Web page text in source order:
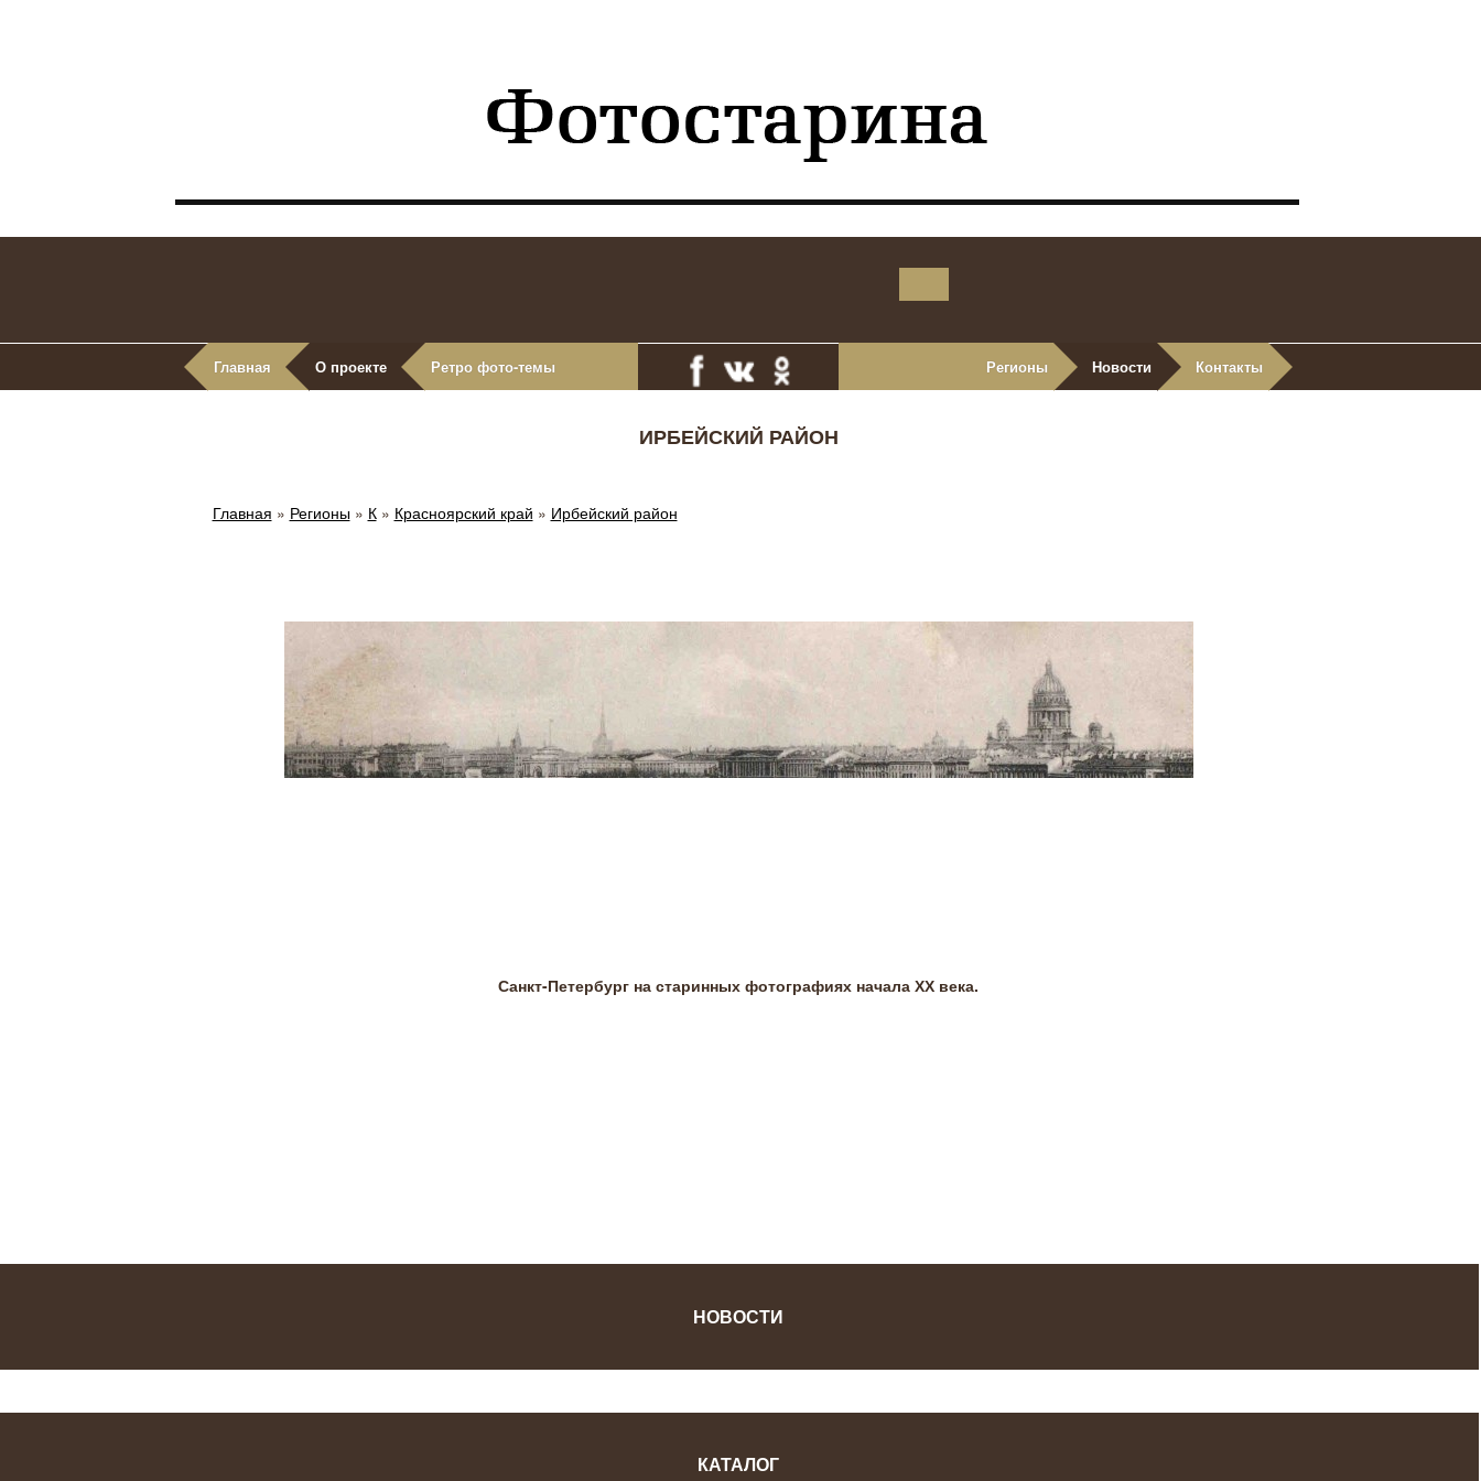
Главная О проекте Ретро фото-темы Регионы Новости Контакты
ИРБЕЙСКИЙ РАЙОН
Главная » Регионы» К» Красноярский край » Ирбейский район
Санкт-Петербург на старинных фотографиях начала ХХ века.
НОВОСТИ
КАТАЛОГ